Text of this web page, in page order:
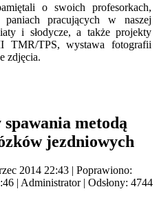
o swoich profesorkach,
pracujących w naszej
i słodycze, a także projekty
TMR/TPS, wystawa fotografii
zdjęcia.
metodą
jezdniowych
2014 22:43 | Poprawiono:
| Administrator| Odsłony: 4744